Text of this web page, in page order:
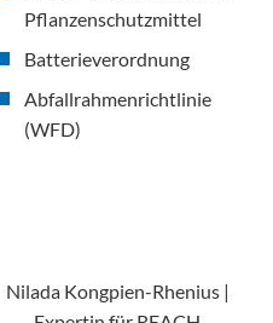
Pflanzenschutzmittel
Batterieverordnung
Abfallrahmenrichtlinie
(WFD)
Nilada Kongpien-Rhenius |